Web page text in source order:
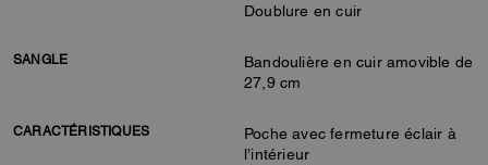
Doublure en cuir
SANGLE
Bandoulière en cuir amovible de
27,9 cm
CARACTÉRISTIQUES
Poche avec fermeture éclair à
l’intérieur